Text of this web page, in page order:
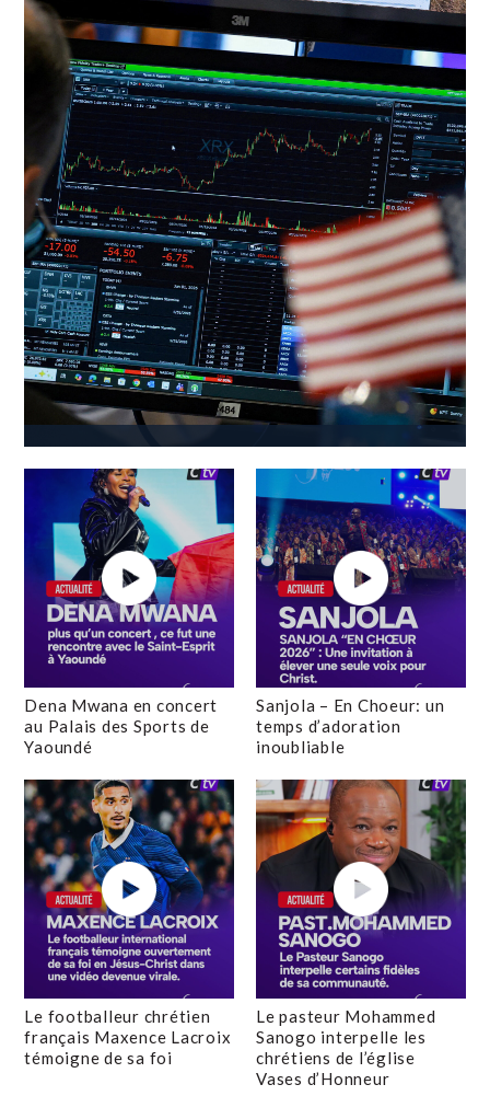
Dena Mwana en concert
au Palais des Sports de
Yaoundé
Sanjola – En Choeur: un
temps d’adoration
inoubliable
Le footballeur chrétien
français Maxence Lacroix
témoigne de sa foi
Le pasteur Mohammed
Sanogo interpelle les
chrétiens de l’église
Vases d’Honneur